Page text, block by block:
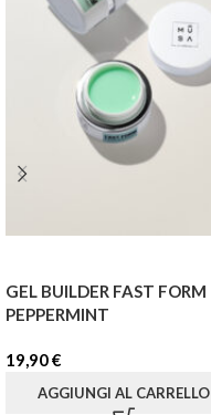
GEL BUILDER FAST FORM
PEPPERMINT
19,90€
AGGIUNGI AL CARRELLO